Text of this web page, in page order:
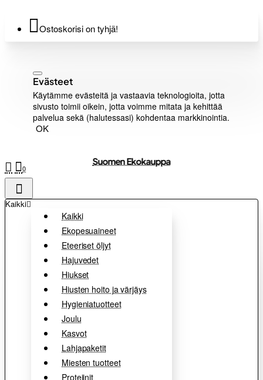
Ostoskorisi on tyhjä!
Evästeet
Käytämme evästeitä ja vastaavia teknologioita, jotta
sivusto toimii oikein, jotta voimme mitata ja kehittää
palvelua sekä (halutessasi) kohdentaa markkinointia.
OK
Suomen Ekokauppa
0
Kaikki
Kaikki
Ekopesuaineet
Eteeriset öljyt
Hajuvedet
Hiukset
Hiusten hoito ja värjäys
Hygieniatuotteet
Joulu
Kasvot
Lahjapaketit
Miesten tuotteet
Proteiinit